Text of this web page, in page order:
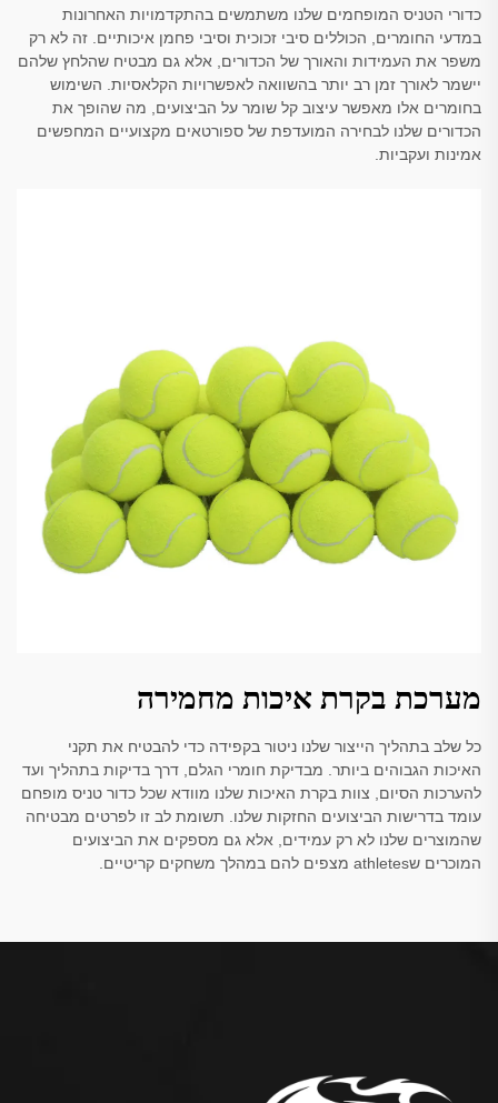
כדורי הטניס המופחמים שלנו משתמשים בהתקדמויות האחרונות
במדעי החומרים, הכוללים סיבי זכוכית וסיבי פחמן איכותיים. זה לא רק
משפר את העמידות והאורך של הכדורים, אלא גם מבטיח שהלחץ שלהם
יישמר לאורך זמן רב יותר בהשוואה לאפשרויות הקלאסיות. השימוש
בחומרים אלו מאפשר עיצוב קל שומר על הביצועים, מה שהופך את
הכדורים שלנו לבחירה המועדפת של ספורטאים מקצועיים המחפשים
אמינות ועקביות.
מערכת בקרת איכות מחמירה
כל שלב בתהליך הייצור שלנו ניטור בקפידה כדי להבטיח את תקני
האיכות הגבוהים ביותר. מבדיקת חומרי הגלם, דרך בדיקות בתהליך ועד
להערכות הסיום, צוות בקרת האיכות שלנו מוודא שכל כדור טניס מופחם
עומד בדרישות הביצועים החזקות שלנו. תשומת לב זו לפרטים מבטיחה
שהמוצרים שלנו לא רק עמידים, אלא גם מספקים את הביצועים
המוכרים שathletes מצפים להם במהלך משחקים קריטיים.